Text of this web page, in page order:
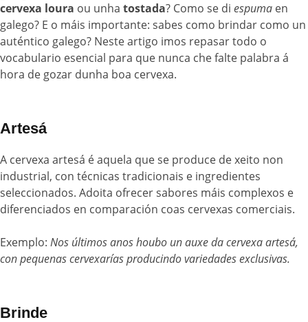
cervexa loura ou unha tostada? Como se di espuma en
galego? E o máis importante: sabes como brindar como un
auténtico galego? Neste artigo imos repasar todo o
vocabulario esencial para que nunca che falte palabra á
hora de gozar dunha boa cervexa.
Artesá
A cervexa artesá é aquela que se produce de xeito non
industrial, con técnicas tradicionais e ingredientes
seleccionados. Adoita ofrecer sabores máis complexos e
diferenciados en comparación coas cervexas comerciais.
Exemplo: Nos últimos anos houbo un auxe da cervexa artesá,
con pequenas cervexarías producindo variedades exclusivas.
Brinde